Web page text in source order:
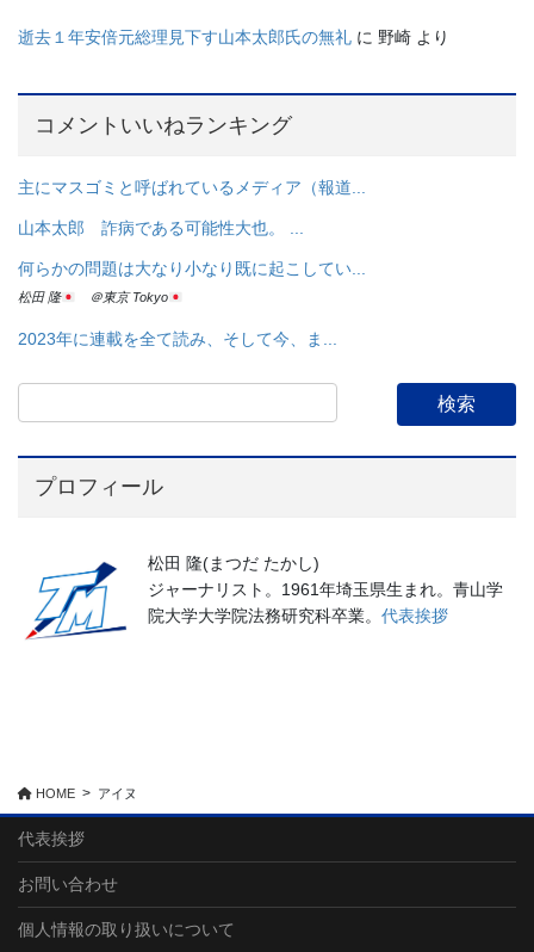
逝去１年安倍元総理見下す山本太郎氏の無礼 に 野崎 より
コメントいいねランキング
主にマスゴミと呼ばれているメディア（報道...
山本太郎 詐病である可能性大也。 ...
何らかの問題は大なり小なり既に起こしてい...
松田 隆 ＠東京 Tokyo
2023年に連載を全て読み、そして今、ま...
プロフィール
松田 隆(まつだ たかし)
ジャーナリスト。1961年埼玉県生まれ。青山学
院大学大学院法務研究科卒業。 代表挨拶
HOME アイヌ
代表挨拶
お問い合わせ
個人情報の取り扱いについて